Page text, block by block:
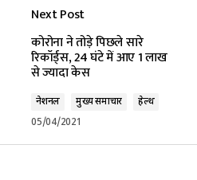
Next Post
कोरोना ने तोड़े पिछले सारे
रिकॉर्ड्स, 24 घंटे में आए 1 लाख
से ज्यादा केस
नेशनल मुख्य समाचार
हेल्थ
05/04/2021